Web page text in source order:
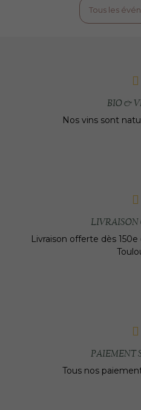
Tous les
BIO &
Nos vins sont
LIVRAISON
Livraison offerte dès
PAIEMENT
Tous nos